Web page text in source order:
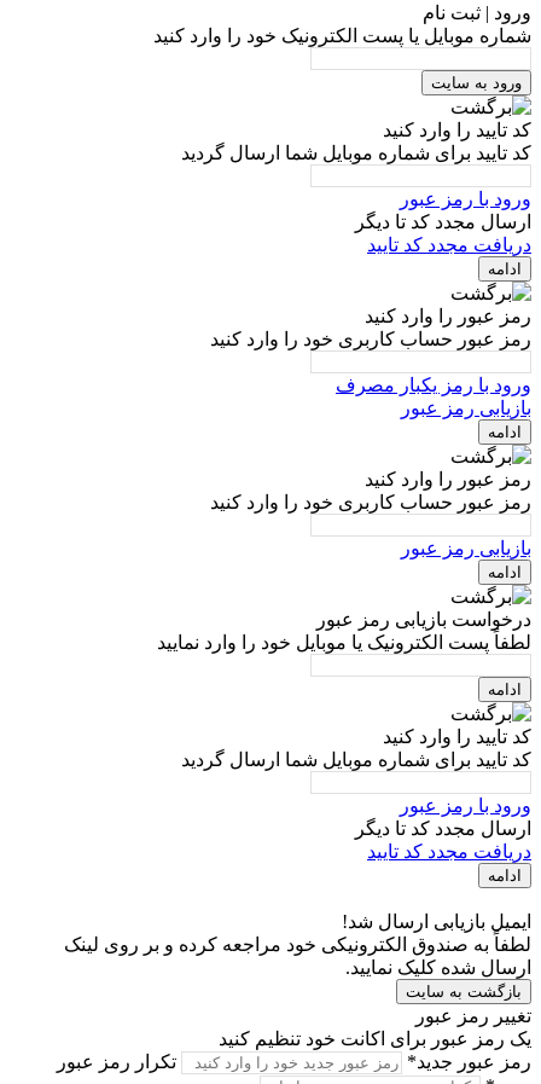
ورود | ثبت نام
شماره موبایل یا پست الکترونیک خود را وارد کنید
ورود به سایت
کد تایید را وارد کنید
کد تایید برای شماره موبایل شما ارسال گردید
ورود با رمز عبور
ارسال مجدد کد تا دیگر
دریافت مجدد کد تایید
ادامه
رمز عبور را وارد کنید
رمز عبور حساب کاربری خود را وارد کنید
ورود با رمز یکبار مصرف
بازیابی رمز عبور
ادامه
رمز عبور را وارد کنید
رمز عبور حساب کاربری خود را وارد کنید
بازیابی رمز عبور
ادامه
درخواست بازیابی رمز عبور
لطفاً پست الکترونیک یا موبایل خود را وارد نمایید
ادامه
کد تایید را وارد کنید
کد تایید برای شماره موبایل شما ارسال گردید
ورود با رمز عبور
ارسال مجدد کد تا دیگر
دریافت مجدد کد تایید
ادامه
ایمیل بازیابی ارسال شد!
لطفاً به صندوق الکترونیکی خود مراجعه کرده و بر روی لینک
ارسال شده کلیک نمایید.
بازگشت به سایت
تغییر رمز عبور
یک رمز عبور برای اکانت خود تنظیم کنید
رمز عبور جدید*
تکرار رمز عبور